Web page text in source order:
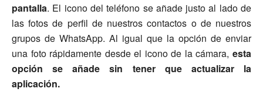
pantalla. El icono del teléfono se añade justo al lado de
las fotos de perfil de nuestros contactos o de nuestros
grupos de WhatsApp. Al igual que la opción de enviar
una foto rápidamente desde el icono de la cámara, esta
opción
se añade sin tener que actualizar la
aplicación.